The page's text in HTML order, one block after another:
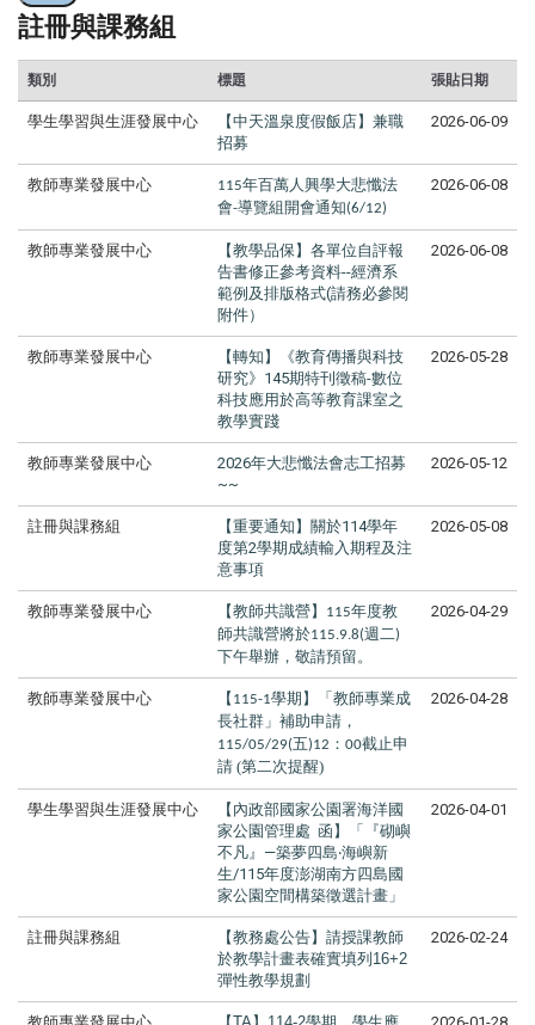
註冊與課務組
類別 標題 張貼日期
學生學習與生涯發展中心
【中天溫泉度假飯店】兼職
招募
2026-06-09
教師專業發展中心 115年百萬人興學大悲懺法
會-導覽組開會通知(6/12)
2026-06-08
教師專業發展中心
【教學品保】各單位自評報
告書修正參考資料--經濟系
範例及排版格式(請務必參閱
附件）
2026-06-08
教師專業發展中心
【轉知】《教育傳播與科技
研究》145期特刊徵稿-數位
科技應用於高等教育課室之
教學實踐
2026-05-28
教師專業發展中心
2026年大悲懺法會志工招募
~~
2026-05-12
註冊與課務組
【重要通知】關於114學年
度第2學期成績輸入期程及注
意事項
2026-05-08
教師專業發展中心 【教師共識營】 115年度教
師共識營將於115.9.8(週二)
下午舉辦，敬請預留。
2026-04-29
教師專業發展中心 【 115-1學期】「教師專業成
長社群」補助申請，
115/05/29(五)12 ： 00截止申
請 (第二次提醒)
2026-04-28
學生學習與生涯發展中心
【內政部國家公園署海洋國
家公園管理處 函】「『砌嶼
不凡』—築夢四島‧海嶼新
生/115年度澎湖南方四島國
家公園空間構築徵選計畫」
2026-04-01
註冊與課務組
【教務處公告】請授課教師
於教學計畫表確實填列16+2
彈性教學規劃
2026-02-24